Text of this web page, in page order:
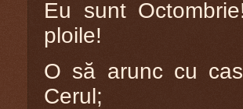
Eu sunt
ploile!
O să arunc cu
Cerul;